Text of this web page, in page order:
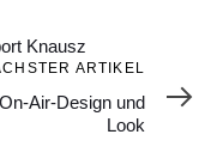
Knausz
ARTIKEL
Air-Design und
Look